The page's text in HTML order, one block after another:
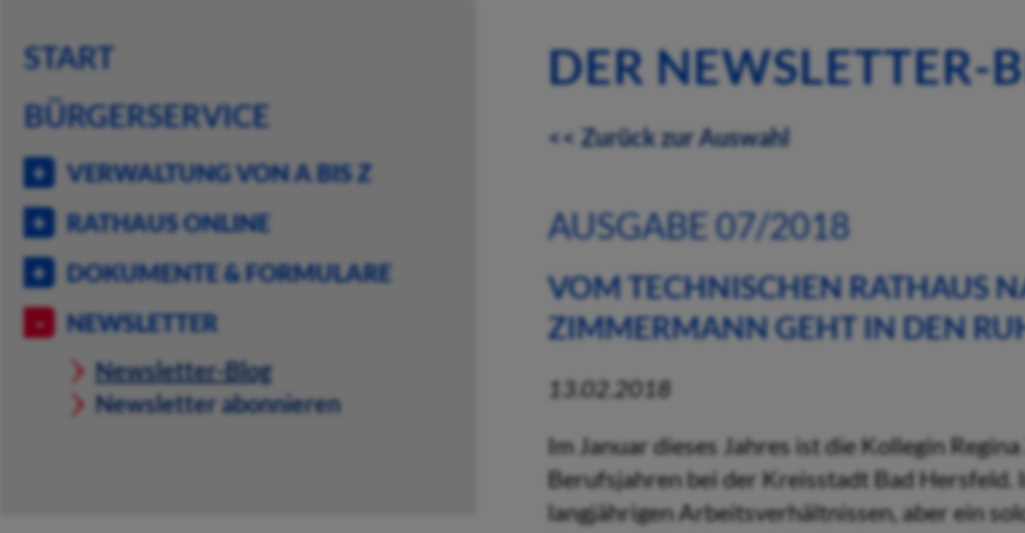
START
BÜRGERSERVICE
VERWALTUNG VON A BIS Z
RATHAUS ONLINE
DOKUMENTE & FORMULARE
NEWSLETTER
Newsletter-Blog
Newsletter abonnieren
DER NEWSLETTER-
<< Zurück zur Auswahl
AUSGABE 07/2018
VOM TECHNISCHEN RATHAUS
ZIMMERMANN GEHT IN DEN
13.02.2018
Im Januar dieses Jahres ist die Kollegin
Berufsjahren bei der Kreisstadt Bad Hersfeld.
langjährigen Arbeitsverhältnissen, aber ein